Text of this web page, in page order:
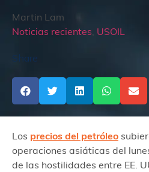
Martin Lam
Noticias recientes USOIL
Share
Los precios del petróleo
operaciones asiáticas del
de las hostilidades entre EE.